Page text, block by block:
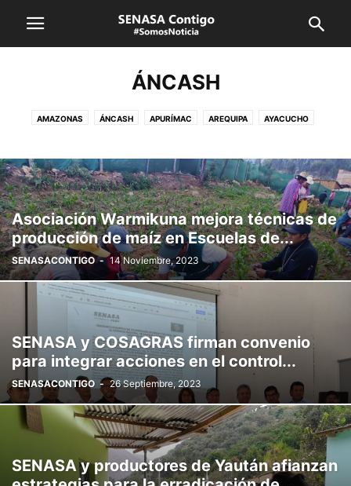
ÁNCASH
AMAZONAS ÁNCASH APURÍMAC AREQUIPA AYACUCHO
LA LIBERTAD LAMBAYEQUE LIMA CALLAO LORETO
MADRE DE DIOS MOQUEGUA PASCO PIURA PUNO
SAN MARTÍN SENASA TACNA TUMBES UCAYALI VRAEM
Asociación Warmikuna mejora técnicas de
producción de maíz en Escuelas de...
SENASACONTIGO - 14 Noviembre, 2023
SENASA y COSAGRAS firman convenio
para integrar acciones en el control...
SENASACONTIGO - 26 Septiembre, 2023
SENASA y productores de Yaután afianzan